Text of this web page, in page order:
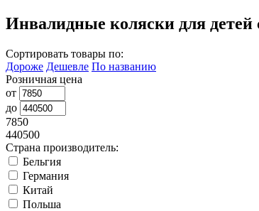
Инвалидные коляски для детей
Сортировать товары по:
Дороже Дешевле По названию
Розничная цена
от
до
7850
440500
Страна производитель:
Бельгия
Германия
Китай
Польша